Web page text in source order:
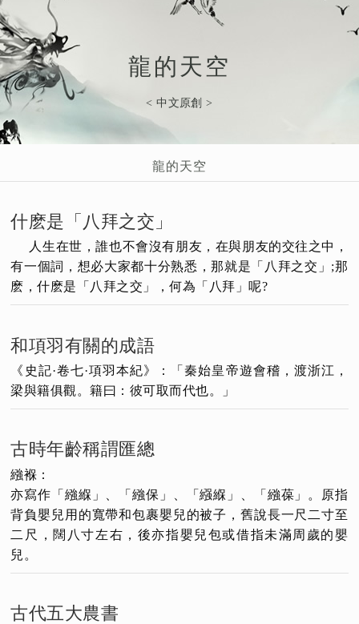
龍的天空
< 中文原創 >
龍的天空
什麽是「八拜之交」
人生在世，誰也不會沒有朋友，在與朋友的交往之中，
有一個詞，想必大家都十分熟悉，那就是「八拜之交」;那
麽，什麽是「八拜之交」，何為「八拜」呢?
和項羽有關的成語
《史記·卷七·項羽本紀》：「秦始皇帝遊會稽，渡浙江，
梁與籍俱觀。籍曰：彼可取而代也。」
古時年齡稱謂匯總
繈褓：
亦寫作「繈緥」、「繈保」、「繦緥」、「繈葆」。原指
背負嬰兒用的寬帶和包裹嬰兒的被子，舊說長一尺二寸至
二尺，闊八寸左右，後亦指嬰兒包或借指未滿周歲的嬰
兒。
古代五大農書